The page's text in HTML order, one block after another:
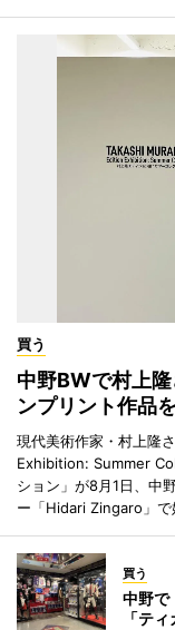
買う
中野BWで村上
ンプリント作品
現代美術作家・村上隆
Exhibition: Summer
ション」が8月1日、中
ー「Hidari Zingaro」で
買う
中野で
「テ